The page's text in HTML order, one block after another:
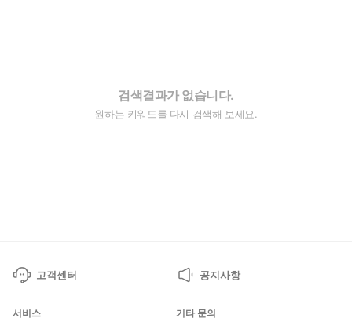
검색결과가 없습니다.
원하는 키워드를 다시 검색해 보세요.
고객센터 공지사항
서비스 기타 문의